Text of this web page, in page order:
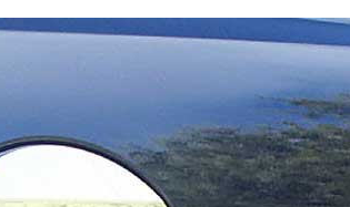
００Ｃ_クローム/ステンレス_パーツ・３００ツー
_クローム/ステンレス・アスペン_クローム/ステン
クローム/ステンレス・デュランゴ_クローム/ステン
ーム/ステンレス・
ム/ステンレス・ナイトロ_クローム/ステンレス・キ
ジャー_クローム/ステンレス■ジープ：ラングラー_